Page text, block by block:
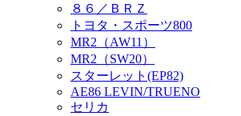
８６／ＢＲＺ
トヨタ・スポーツ800
MR2（AW11）
MR2（SW20）
スターレット(EP82)
AE86 LEVIN/TRUENO
セリカ